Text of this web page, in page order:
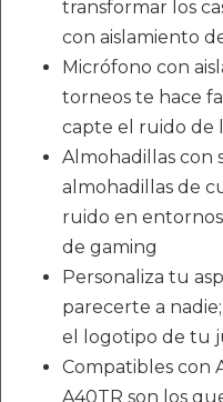
transformar los
con aislamiento
Micrófono con
torneos te hace
capte el ruido de
Almohadillas con
almohadillas de
ruido en
de gaming
Personaliza tu
parecerte a
el logotipo de tu
Compatibles con
A40TR son los